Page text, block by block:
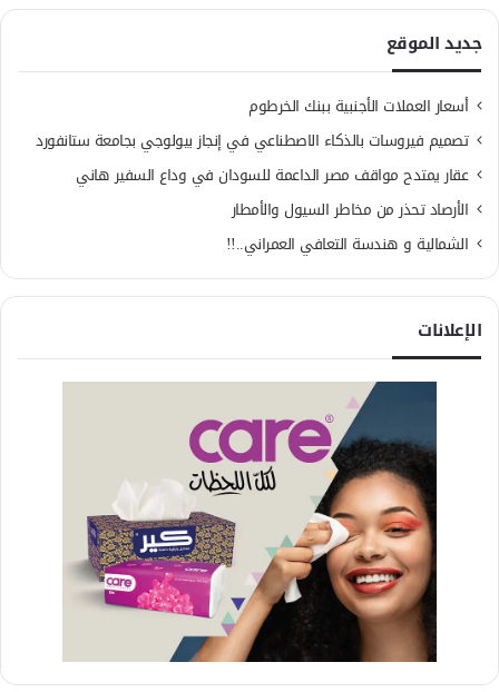
جديد الموقع
أسعار العملات الأجنبية ببنك الخرطوم
تصميم فيروسات بالذكاء الاصطناعي في إنجاز بيولوجي بجامعة ستانفورد
عقار يمتدح مواقف مصر الداعمة للسودان في وداع السفير هاني
الأرصاد تحذر من مخاطر السيول والأمطار
الشمالية و هندسة التعافي العمراني..!!
الإعلانات